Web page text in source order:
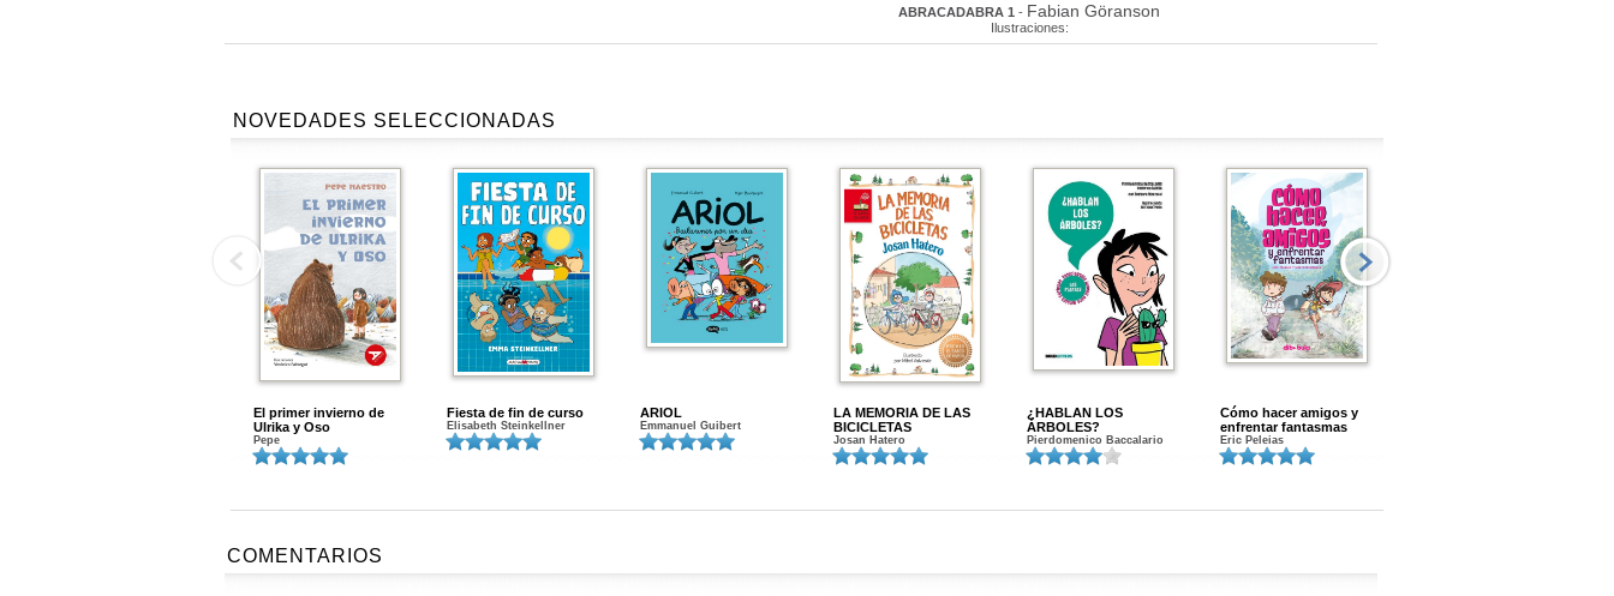
ABRACADABRA 1 - Fabian Göranson
Ilustraciones:
NOVEDADES SELECCIONADAS
El primer invierno de
Ulrika y Oso
Pepe
Fiesta de fin de curso
Elisabeth Steinkellner
ARIOL
Emmanuel Guibert
LA MEMORIA DE LAS
BICICLETAS
Josan Hatero
¿HABLAN LOS
ÁRBOLES?
Pierdomenico Baccalario
Cómo hacer amigos y
enfrentar fantasmas
Eric Peleias
COMENTARIOS